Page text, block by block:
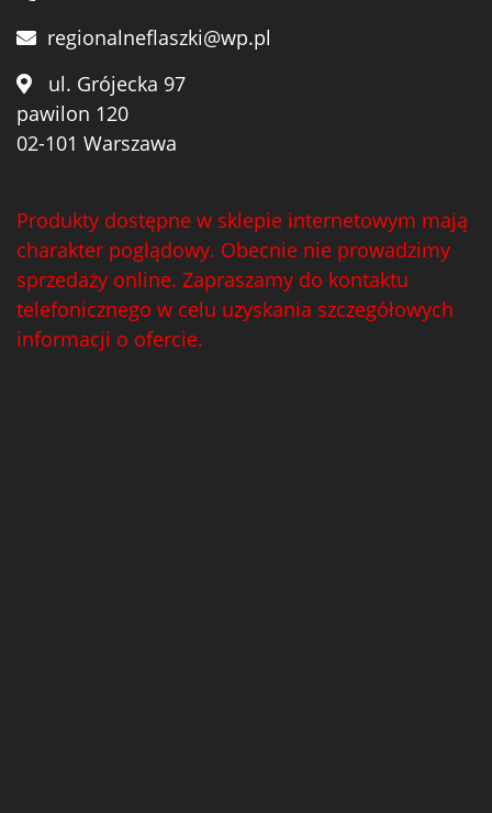
regionalneflaszki@wp.pl
ul. Grójecka 97
pawilon 120
02-101 Warszawa
Produkty dostępne w sklepie internetowym mają
charakter poglądowy. Obecnie nie prowadzimy
sprzedaży online. Zapraszamy do kontaktu
telefonicznego w celu uzyskania szczegółowych
informacji o ofercie.